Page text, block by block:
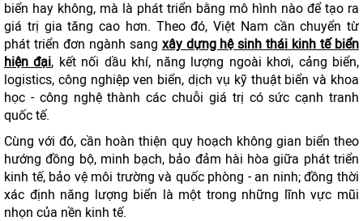
biển hay không, mà là phát triển bằng mô hình nào để tạo ra
giá trị gia tăng cao hơn. Theo đó, Việt Nam cần chuyển từ
phát triển đơn ngành sang xây dựng hệ sinh thái kinh tế biển
hiện đại, kết nối dầu khí, năng lượng ngoài khơi, cảng biển,
logistics, công nghiệp ven biển, dịch vụ kỹ thuật biển và khoa
học - công nghệ thành các chuỗi giá trị có sức cạnh tranh
quốc tế.
Cùng với đó, cần hoàn thiện quy hoạch không gian biển theo
hướng đồng bộ, minh bạch, bảo đảm hài hòa giữa phát triển
kinh tế, bảo vệ môi trường và quốc phòng - an ninh; đồng thời
xác định năng lượng biển là một trong những lĩnh vực mũi
nhọn của nền kinh tế.